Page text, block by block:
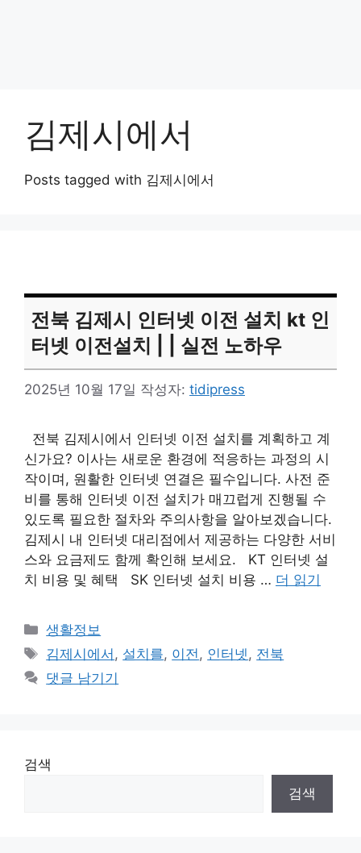
김제시에서
Posts tagged with 김제시에서
전북 김제시 인터넷 이전 설치 kt 인
터넷 이전설치 | | 실전 노하우
2025년 10월 17일 작성자: tidipress
전북 김제시에서 인터넷 이전 설치를 계획하고 계
신가요? 이사는 새로운 환경에 적응하는 과정의 시
작이며, 원활한 인터넷 연결은 필수입니다. 사전 준
비를 통해 인터넷 이전 설치가 매끄럽게 진행될 수
있도록 필요한 절차와 주의사항을 알아보겠습니다.
김제시 내 인터넷 대리점에서 제공하는 다양한 서비
스와 요금제도 함께 확인해 보세요. KT 인터넷 설
치 비용 및 혜택 SK 인터넷 설치 비용 … 더 읽기
카
테
고
리
생활정보
태
그
김제시에서 , 설치를, 이전 , 인터넷 , 전북
댓글 남기기
검색
검색